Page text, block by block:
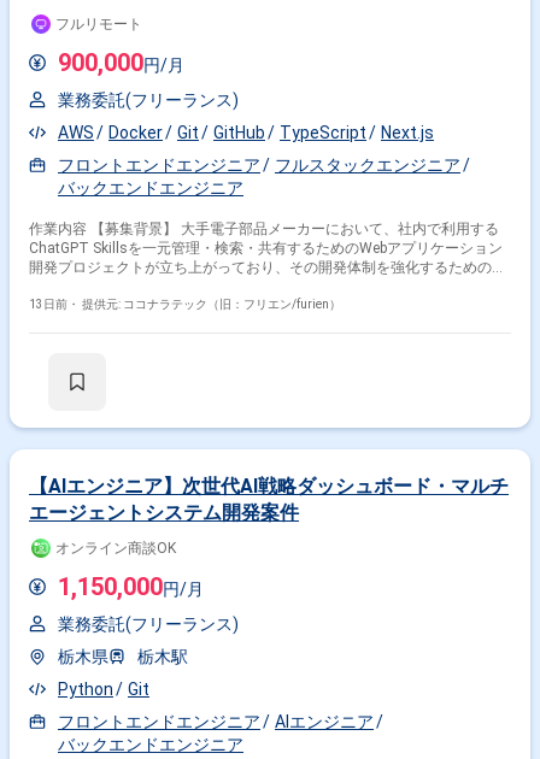
す。 【ポジションの魅力】 ChatGPT Skillsを活用した社内向けWebアプリ
ケーションの立ち上げから携わることができ、アーキテクチャ設計から実
装、テストまで広い工程に関与していただけます。 Next.jsやFastAPI、
AWS ECS、Dockerなどモダンな技術スタックを用いてフルスタックにスキ
ルを発揮していただけます。 CI/CDや開発標準の整備など、開発プロセス
の構築にも関わっていただける環境です。 【開発環境】 フロントエンド
はNext.js、TypeScript、バックエンドはPython、FastAPIを用いた構成と
プリケーションを稼働させております。 CI/CDにはGitHub Actions等を用
い、ソースコード管理はGitおよびGitHubで行っております。
フルリモート
900,000円/月
業務委託(フリーランス)
AWS
Docker Git GitHub TypeScript
Next.js
フロントエンドエンジニア
フルスタックエンジニア
バックエンドエンジニア
作業内容 【募集背景】 大手電子部品メーカーにおいて、社内で利用する
ChatGPT Skillsを一元管理・検索・共有するためのWebアプリケーション
開発プロジェクトが立ち上がっており、その開発体制を強化するための募
計・実装を行っていただきます。 FastAPIを用いたバックエンドおよびAPI
た開発環境および実行環境の構築を行っていただきます。 AWS ECSへの
ます。 少人数体制の中で自ら課題を整理し、自走して開発を進められる方
が望ましいです。 品質やセキュリティ、開発プロセスの標準化にも関心を
持ち、継続的な改善に取り組める方を歓迎いたします。 【ポジションの魅
力】 生成AI関連のChatGPT Skillsを扱う社内向けWebアプリケーションの
立ち上げから携わることができる案件です。 Next.js、FastAPI、AWS
ECS、Docker、GitHub Actionsといったモダンな技術スタックをフルスタ
ックに経験することができます。 アーキテクチャ設計やCI/CD、セキュリ
ティなど、アプリケーション全体の設計から運用まで幅広い領域に関与で
きる環境です。 【開発環境】 フロントエンドはNext.js、TypeScriptを用い
て開発いたします。 バックエンドはPython、FastAPIを用いて開発いたし
Dockerを利用いたします。 CI/CDはGitHub Actions等を用いてパイプライ
ンを構築いたします。 ソースコード管理にはGitおよびGitHubを利用いた
します。
13日前・ 提供元: ココナラテック（旧：フリエン/furien）
【AIエンジニア】次世代AI戦略ダッシュボード・マルチ
エージェントシステム開発案件
オンライン商談OK
1,150,000円/月
業務委託(フリーランス)
栃木県
栃木駅
Python
Git
フロントエンドエンジニア
AIエンジニア
バックエンドエンジニア
特徴で絞り込む
Python × 副業 Python × 在宅・リモート
その他の条件で検索する
Django Flask AWS SQL Java
JavaScript
サーバーサイドエンジニア
データサイエンティスト